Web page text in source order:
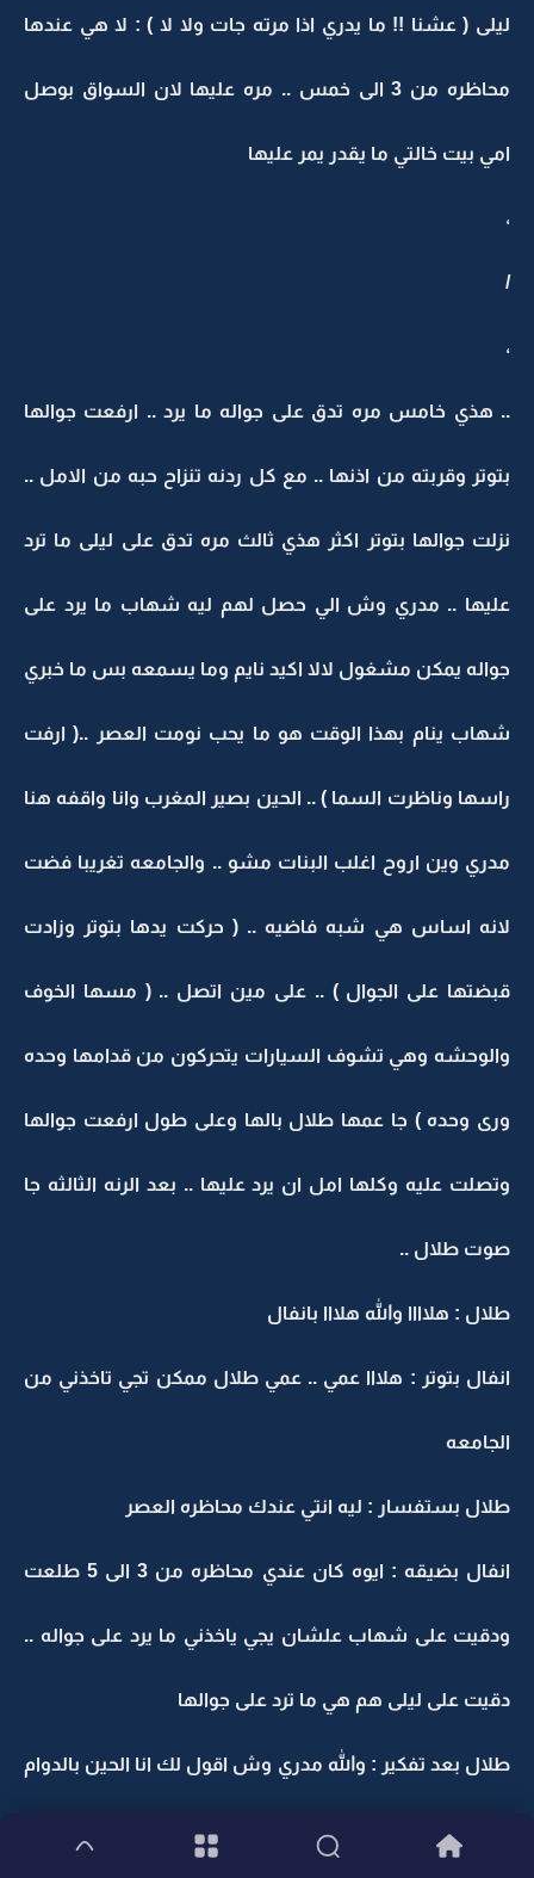
ليلى ( عشنا !! ما يدري اذا مرته جات ولا لا ) : لا هي عندها
محاظره من 3 الى خمس .. مره عليها لان السواق بوصل
امي بيت خالتي ما يقدر يمر عليها
،
/
،
.. هذي خامس مره تدق على جواله ما يرد .. ارفعت جوالها
بتوتر وقربته من اذنها .. مع كل ردنه تنزاح حبه من الامل ..
نزلت جوالها بتوتر اكثر هذي ثالث مره تدق على ليلى ما ترد
عليها .. مدري وش الي حصل لهم ليه شهاب ما يرد على
جواله يمكن مشغول لالا اكيد نايم وما يسمعه بس ما خبري
شهاب ينام بهذا الوقت هو ما يحب نومت العصر ..( ارفت
راسها وناظرت السما ) .. الحين بصير المغرب وانا واقفه هنا
مدري وين اروح اغلب البنات مشو .. والجامعه تغريبا فضت
لانه اساس هي شبه فاضيه .. ( حركت يدها بتوتر وزادت
قبضتها على الجوال ) .. على مين اتصل .. ( مسها الخوف
والوحشه وهي تشوف السيارات يتحركون من قدامها وحده
ورى وحده ) جا عمها طلال بالها وعلى طول ارفعت جوالها
وتصلت عليه وكلها امل ان يرد عليها .. بعد الرنه الثالثه جا
صوت طلال ..
طلال : هلاااا والله هلااا بانفال
انفال بتوتر : هلااا عمي .. عمي طلال ممكن تجي تاخذني من
الجامعه
طلال بستفسار : ليه انتي عندك محاظره العصر
انفال بضيقه : ايوه كان عندي محاظره من 3 الى 5 طلعت
ودقيت على شهاب علشان يجي ياخذني ما يرد على جواله ..
دقيت على ليلى هم هي ما ترد على جوالها
طلال بعد تفكير : والله مدري وش اقول لك انا الحين بالدوام